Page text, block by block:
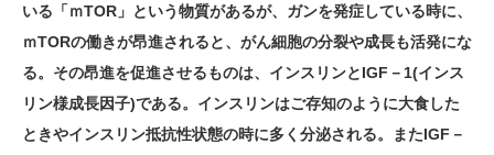
いる「ｍТОR」という物質があるが、ガンを発症している時に、
ｍТОRの働きが昂進されると、がん細胞の分裂や成長も活発にな
る。その昂進を促進させるものは、インスリンとIGF－1(インス
リン様成長因子)である。インスリンはご存知のように大食した
ときやインスリン抵抗性状態の時に多く分泌される。またIGF－